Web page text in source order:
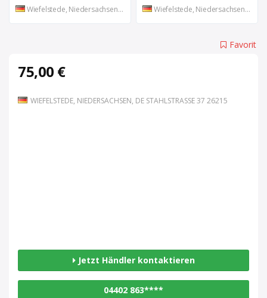
Wiefelstede, Niedersachsen, DE Wiefelstede, Niedersachsen, DE
Favorit
75,00 €
WIEFELSTEDE, NIEDERSACHSEN, DE STAHLSTRASSE 37 26215
Jetzt Händler kontaktieren
04402 863****